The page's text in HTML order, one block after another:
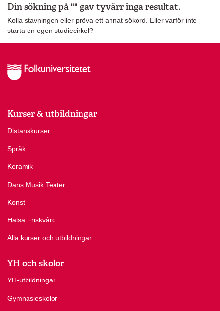
Din sökning på "" gav tyvärr inga resultat.
Kolla stavningen eller pröva ett annat sökord. Eller varför inte
starta en egen studiecirkel?
Kurser & utbildningar
Distanskurser
Språk
Keramik
Dans Musik Teater
Konst
Hälsa Friskvård
Alla kurser och utbildningar
YH och skolor
YH-utbildningar
Gymnasieskolor